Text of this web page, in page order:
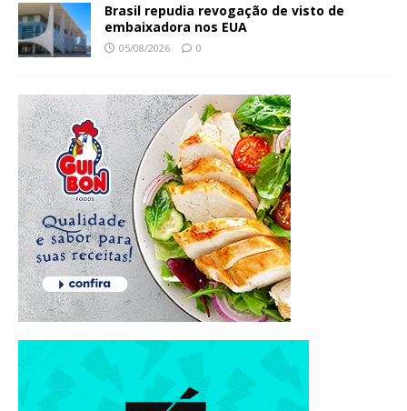
Brasil repudia revogação de visto de
embaixadora nos EUA
05/08/2026 0